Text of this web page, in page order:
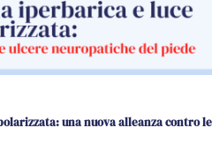
una nuova alleanza contro le